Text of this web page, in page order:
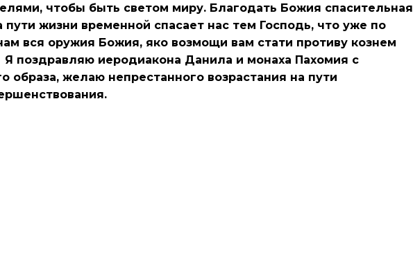
чтобы быть светом миру. Благодать Божия спасительная
пути жизни временной спасает нас тем Господь, что уже по
вся оружия Божия, яко возмощи вам стати противу кознем
Я поздравляю иеродиакона Данила и монаха Пахомия с
образа, желаю непрестанного возрастания на пути